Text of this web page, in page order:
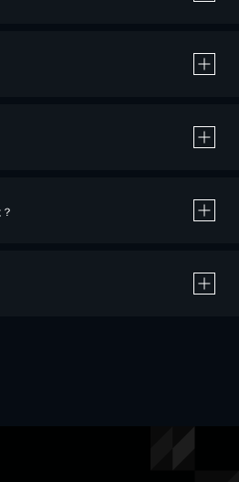
トカード決済による作品の購入 / レンタルです。